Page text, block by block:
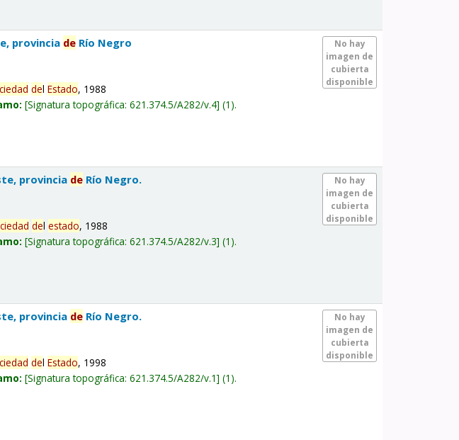
No hay
imagen de
cubierta
disponible
provincia de Río Negro
delEstado, 1988
Signatura topográfica:621.374.5/A282/v.4 (1).
No hay
imagen de
cubierta
disponible
provincia de Río Negro.
delestado, 1988
Signatura topográfica:621.374.5/A282/v.3 (1).
No hay
imagen de
cubierta
disponible
provincia de Río Negro.
delEstado, 1998
Signatura topográfica:621.374.5/A282/v.1 (1).